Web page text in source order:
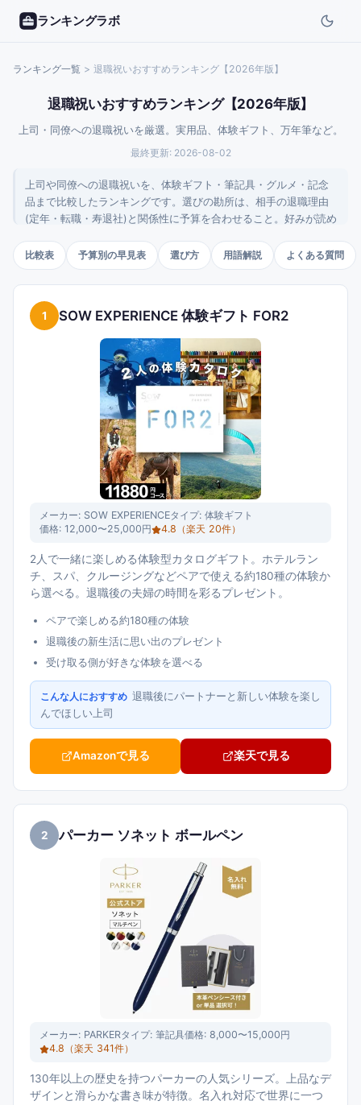
ランキングラボ
ランキング一覧 > 退職祝いおすすめランキング【2026年版】
退職祝いおすすめランキング【2026年版】
上司・同僚への退職祝いを厳選。実用品、体験ギフト、万年筆など。
最終更新: 2026-08-02
上司や同僚への退職祝いを、体験ギフト・筆記具・グルメ・記念
品まで比較したランキングです。選びの勘所は、相手の退職理由
(定年・転職・寿退社)と関係性に予算を合わせること。好みが読め
べる形式が無難です。相手と予算に合わせて選べるよう整理しま
した。
比較表 予算別の早見表 選び方 用語解説 よくある質問
1 SOW EXPERIENCE 体験ギフト FOR2
メーカー: SOW EXPERIENCEタイプ: 体験ギフト
価格: 12,000〜25,000円 4.8 （楽天 20件）
2人で一緒に楽しめる体験型カタログギフト。ホテルラン
チ、スパ、クルージングなどペアで使える約180種の体験か
ら選べる。退職後の夫婦の時間を彩るプレゼント。
ペアで楽しめる約180種の体験
退職後の新生活に思い出のプレゼント
受け取る側が好きな体験を選べる
こんな人におすすめ 退職後にパートナーと新しい体験を楽し
んでほしい上司
Amazonで見る 楽天で見る
2 パーカー ソネット ボールペン
メーカー: PARKERタイプ: 筆記具価格: 8,000〜15,000円
4.8 （楽天 341件）
130年以上の歴史を持つパーカーの人気シリーズ。上品なデ
ザインと滑らかな書き味が特徴。名入れ対応で世界に一つ